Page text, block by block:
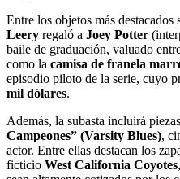
Entre los objetos más destacados
Leery regaló a Joey Potter
baile de graduación, valuado
como la camisa de franela
episodio piloto de la serie, cuyo
mil dólares.
Además, la subasta incluirá
Campeones” (Varsity Blues),
actor. Entre ellas destacan los
ficticio West California Coyotes